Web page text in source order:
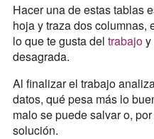
Hacer una de estas tablas
hoja y traza dos columnas,
lo que te gusta del trabajoy
desagrada.
Al finalizar el trabajo
datos, qué pesa más lo
malo se puede salvar o,
solución.